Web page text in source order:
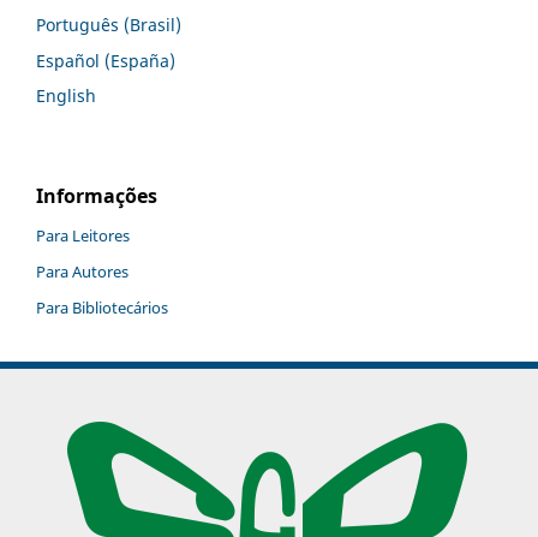
Português (Brasil)
Español (España)
English
Informações
Para Leitores
Para Autores
Para Bibliotecários